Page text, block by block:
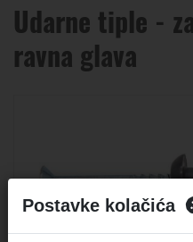
Udarne tiple -
ravna glava
Postavke kolačića